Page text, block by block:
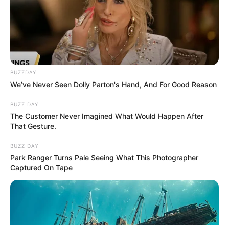
BUZZDAY
We’ve Never Seen Dolly Parton's Hand, And For Good Reason
BUZZ DAY
The Customer Never Imagined What Would Happen After
That Gesture.
BUZZ DAY
Park Ranger Turns Pale Seeing What This Photographer
Captured On Tape